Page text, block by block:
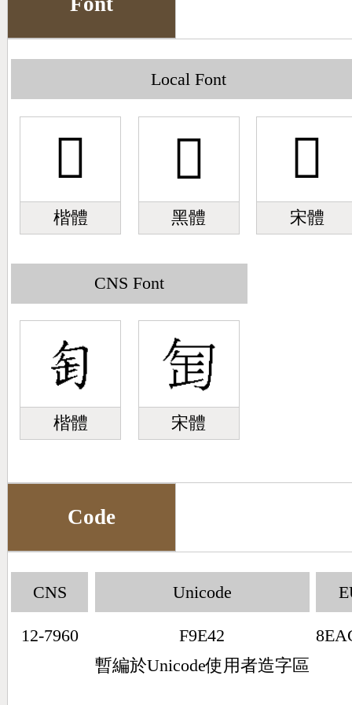
Local Font
󹹂
楷體
󹹂
黑體
󹹂
宋體
CNS Font
楷體 宋體
Code
CNS
12-7960
Unicode
F9E42
暫編於Unicode使用者造字區